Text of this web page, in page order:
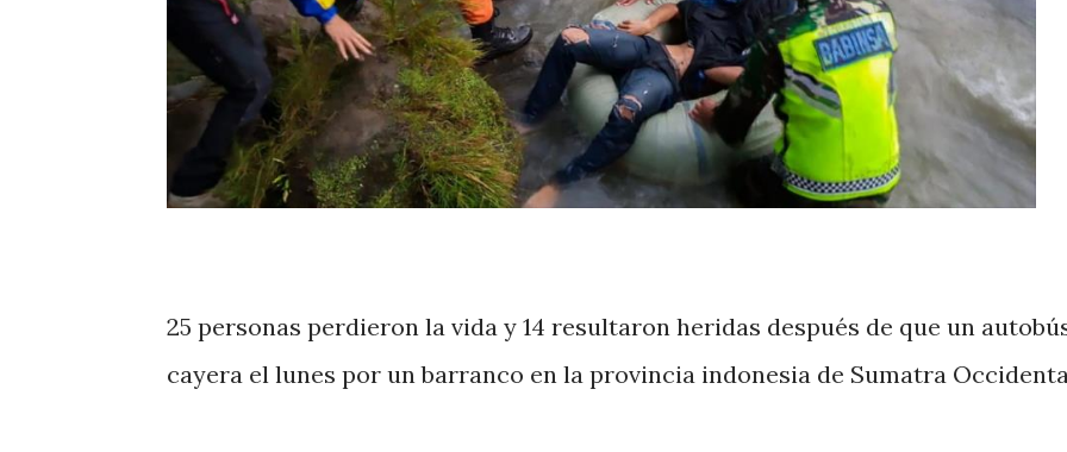
25 personas perdieron la vida y 14 resultaron heridas después de que un
cayera el lunes por un barranco en la provincia indonesia de Sumatra